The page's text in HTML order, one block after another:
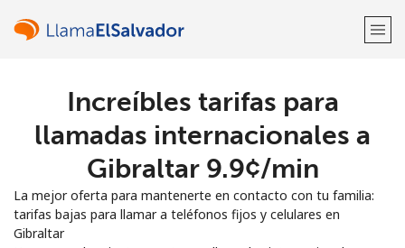
¡Bienvenido!
Regístrate con
Increíbles tarifas para
llamadas internacionales a
Gibraltar ⁦9.9¢⁩/min
La mejor oferta para mantenerte en contacto con tu familia:
tarifas bajas para llamar a teléfonos fijos y celulares en
Gibraltar